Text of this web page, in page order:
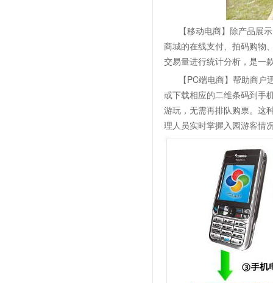
【移动电商】除产品展
商城的在线支付、拍码购物
交易量进行统计分析，是一
【PC端电商】帮助商
或下载相应的二维条码到手
游玩，无需再排队购票。这
理人员实时掌握入园游客情